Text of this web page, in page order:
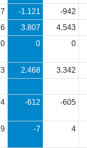
-1.121
-942
3.807
4.543
0 0 0
2.468
3.342
-612 -605
-7 4